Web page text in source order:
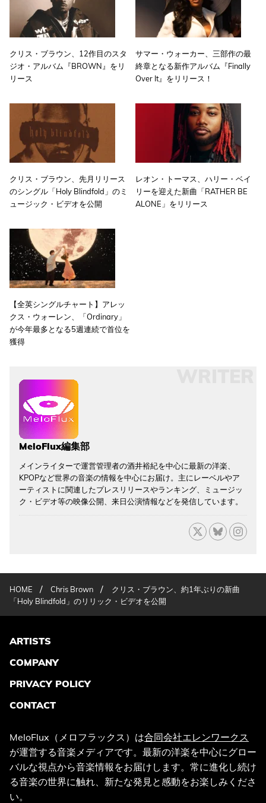
クリス・ブラウン、12作目のスタ
ジオ・アルバム『BROWN』をリ
リース
サマー・ウォーカー、三部作の最
終章となる新作アルバム『Finally
Over It』をリリース！
クリス・ブラウン、先月リリース
のシングル「Holy Blindfold」のミ
ュージック・ビデオを公開
レオン・トーマス、ハリー・ベイ
リーを迎えた新曲「RATHER BE
ALONE」をリリース
【全英シングルチャート】アレッ
クス・ウォーレン、「Ordinary」
が今年最多となる5週連続で首位を
獲得
MeloFlux編集部
メインライターで運営管理者の酒井裕紀を中心に最新の洋楽、
KPOPなど世界の音楽の情報を中心にお届け。主にレーベルやア
ーティストに関連したプレスリリースやランキング、ミュージッ
ク・ビデオ等の映像公開、来日公演情報などを発信しています。
HOME / Chris Brown /
クリス・ブラウン、約1年ぶりの新曲
「Holy Blindfold」のリリック・ビデオを公開
ARTISTS
COMPANY
PRIVACY POLICY
CONTACT
MeloFlux（メロフラックス）は合同会社エレンワークス
が運営する音楽メディアです。最新の洋楽を中心にグロー
バルな視点から音楽情報をお届けします。常に進化し続け
る音楽の世界に触れ、新たな発見と感動をお楽しみくださ
い。